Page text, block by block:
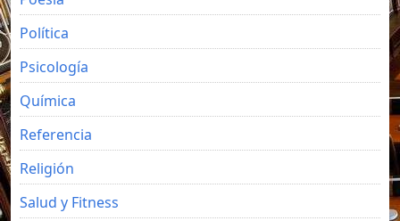
Política
Psicología
Química
Referencia
Religión
Salud y Fitness